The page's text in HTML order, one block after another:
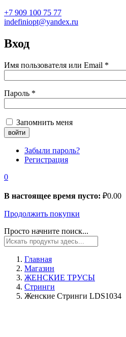
+7 909 100 75 77
indefiniopt@yandex.ru
Вход
Имя пользователя или Email *
Пароль *
Запомнить меня
Забыли пароль?
Регистрация
0
В настоящее время пусто: ₽0.00
Продолжить покупки
Просто начните поиск...
Главная
Магазин
ЖЕНСКИЕ ТРУСЫ
Стринги
Женские Стринги LDS1034